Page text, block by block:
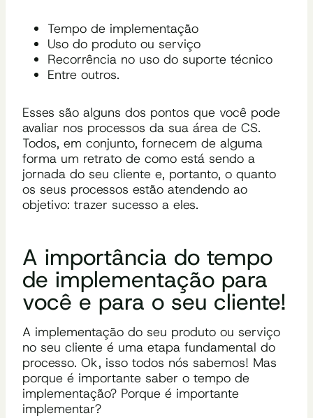
Tempo de implementação
Uso do produto ou serviço
Recorrência no uso do suporte técnico
Entre outros.
Esses são alguns dos pontos que você pode
avaliar nos processos da sua área de CS.
Todos, em conjunto, fornecem de alguma
forma um retrato de como está sendo a
jornada do seu cliente e, portanto, o quanto
os seus processos estão atendendo ao
objetivo: trazer sucesso a eles.
A importância do tempo
de implementação para
você e para o seu cliente!
A implementação do seu produto ou serviço
no seu cliente é uma etapa fundamental do
processo. Ok, isso todos nós sabemos! Mas
porque é importante saber o tempo de
implementação? Porque é importante
implementar?